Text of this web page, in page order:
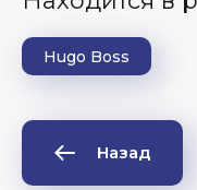
Hugo Boss
Назад